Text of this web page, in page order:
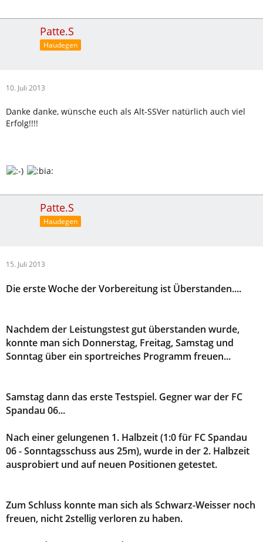
Patte.S
Haudegen
10. Juli 2013
Danke danke, wünsche euch als Alt-SSVer natürlich auch viel
Erfolg!!!!
Patte.S
Haudegen
15. Juli 2013
Die erste Woche der Vorbereitung ist Überstanden....
Nachdem der Leistungstest gut überstanden wurde,
konnte man sich Donnerstag, Freitag, Samstag und
Sonntag über ein sportreiches Programm freuen...
Samstag dann das erste Testspiel. Gegner war der FC
Spandau 06...
Nach einer gelungenen 1. Halbzeit (1:0 für FC Spandau
06 - Sonntagsschuss aus 25m), wurde in der 2. Halbzeit
ausprobiert und auf neuen Positionen getestet.
Zum Schluss konnte man sich als Schwarz-Weisser noch
freuen, nicht 2stellig verloren zu haben.